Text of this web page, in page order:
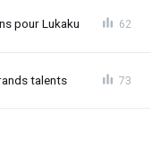
pour Lukaku 62
talents 73